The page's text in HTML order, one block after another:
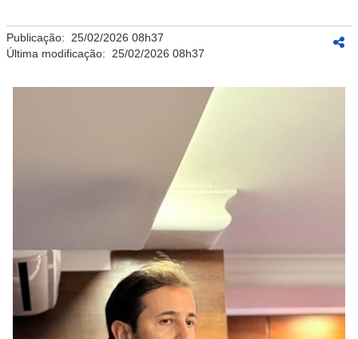
Publicação: 25/02/2026 08h37
Última modificação: 25/02/2026 08h37